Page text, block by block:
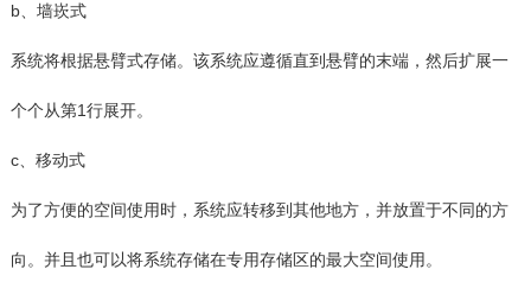
b、墙崁式
系统将根据悬臂式存储。该系统应遵循直到悬臂的末端，然后扩展一
个个从第1行展开。
c、移动式
为了方便的空间使用时，系统应转移到其他地方，并放置于不同的方
向。并且也可以将系统存储在专用存储区的最大空间使用。